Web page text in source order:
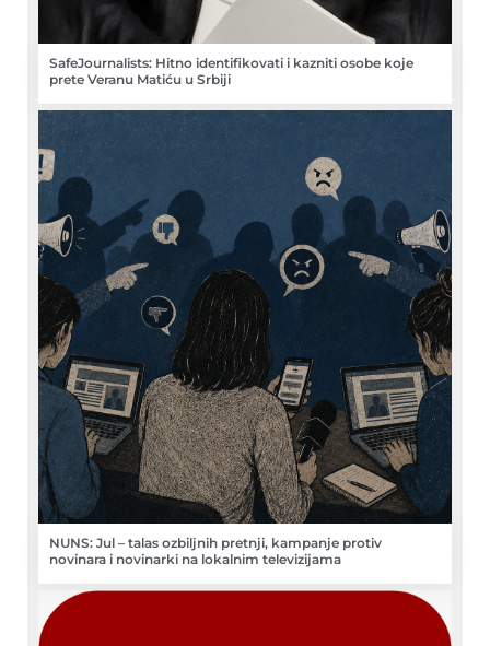
SafeJournalists: Hitno identifikovati i kazniti osobe koje
prete Veranu Matiću u Srbiji
NUNS: Jul – talas ozbiljnih pretnji, kampanje protiv
novinara i novinarki na lokalnim televizijama